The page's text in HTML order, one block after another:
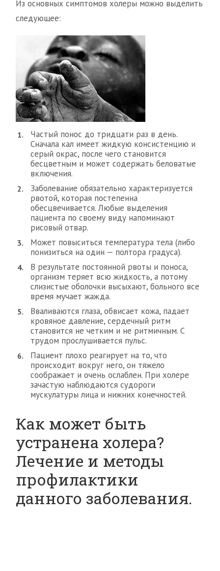
Из основных симптомов холеры можно выделить
следующее:
Частый понос до тридцати раз в день.
Сначала кал имеет жидкую консистенцию и
серый окрас, после чего становится
бесцветным и может содержать беловатые
включения.
Заболевание обязательно характеризуется
рвотой, которая постепенна
обесцвечивается. Любые выделения
пациента по своему виду напоминают
рисовый отвар.
Может повыситься температура тела (либо
понизиться на один — полтора градуса).
В результате постоянной рвоты и поноса,
организм теряет всю жидкость, а потому
слизистые оболочки высыхают, больного все
время мучает жажда.
Вваливаются глаза, обвисает кожа, падает
кровяное давление, сердечный ритм
становится не четким и не ритмичным. С
трудом прослушивается пульс.
Пациент плохо реагирует на то, что
происходит вокруг него, он тяжело
соображает и очень ослаблен. При холере
зачастую наблюдаются судороги
мускулатуры лица и нижних конечностей.
Как может быть
устранена холера?
Лечение и методы
профилактики
данного заболевания.